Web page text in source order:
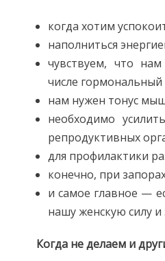
когда хотим
наполниться
чувствуем, что
числе гормональный
нам нужен тонус
необходимо
репродуктивных
для профилактики
конечно, при
и самое главное —
нашу женскую силу и
Когда не делаем и